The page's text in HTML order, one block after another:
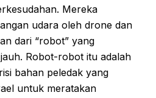
Mereka
udara oleh drone dan
dari “robot” yang
Robot-robot itu adalah
bahan peledak yang
untuk meratakan